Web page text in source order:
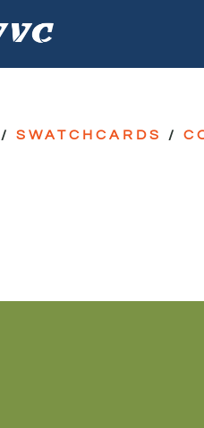
/ SWATCHCARDS /